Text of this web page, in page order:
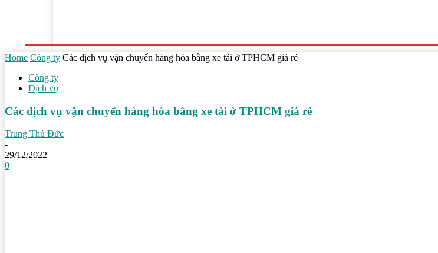
Home Công ty Các dịch vụ vận chuyển hàng hóa bằng xe tải ở TPHCM giá rẻ
Công ty
Dịch vụ
Các dịch vụ vận chuyển hàng hóa bằng xe tải ở TPHCM giá rẻ
Trung Thủ Đức
-
29/12/2022
0